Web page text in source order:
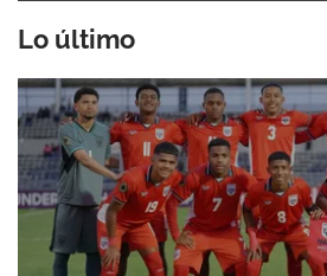
Lo último